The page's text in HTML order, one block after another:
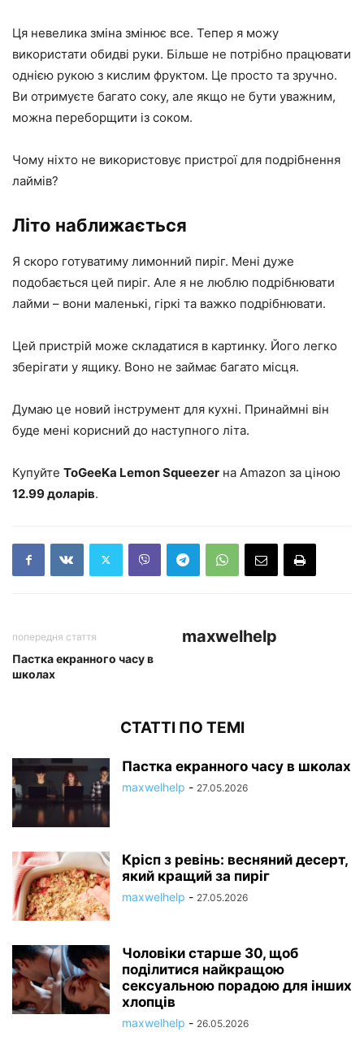
Ця невелика зміна змінює все. Тепер я можу
використати обидві руки. Більше не потрібно працювати
однією рукою з кислим фруктом. Це просто та зручно.
Ви отримуєте багато соку, але якщо не бути уважним,
можна переборщити із соком.
Чому ніхто не використовує пристрої для подрібнення
лаймів?
Літо наближається
Я скоро готуватиму лимонний пиріг. Мені дуже
подобається цей пиріг. Але я не люблю подрібнювати
лайми – вони маленькі, гіркі та важко подрібнювати.
Цей пристрій може складатися в картинку. Його легко
зберігати у ящику. Воно не займає багато місця.
Думаю це новий інструмент для кухні. Принаймні він
буде мені корисний до наступного літа.
Купуйте ToGeeKa Lemon Squeezer на Amazon за ціною
12.99 доларів.
попередня стаття
Пастка екранного часу в
школах
maxwelhelp
СТАТТІ ПО ТЕМІ
Пастка екранного часу в школах
maxwelhelp - 27.05.2026
Крісп з ревінь: весняний десерт,
який кращий за пиріг
maxwelhelp - 27.05.2026
Чоловіки старше 30, щоб
поділитися найкращою
сексуальною порадою для інших
хлопців
maxwelhelp - 26.05.2026